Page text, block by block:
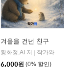
겨울을 건넌 친구
황화정,AI 저
작가와
6,000원 (0% 할인)